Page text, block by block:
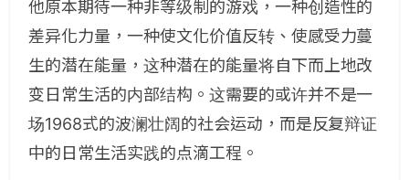
他原本期待一种非等级制的游戏，一种创造性的
差异化力量，一种使文化价值反转、使感受力蔓
生的潜在能量，这种潜在的能量将自下而上地改
变日常生活的内部结构。这需要的或许并不是一
场1968式的波澜壮阔的社会运动，而是反复辩证
中的日常生活实践的点滴工程。